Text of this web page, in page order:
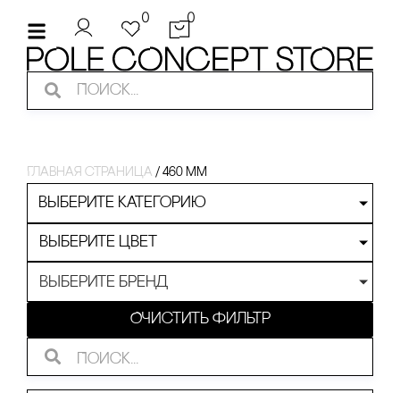
0 0
Главная страница / 460 мм
Выберите категорию
Выберите цвет
Выберите бренд
Очистить фильтр